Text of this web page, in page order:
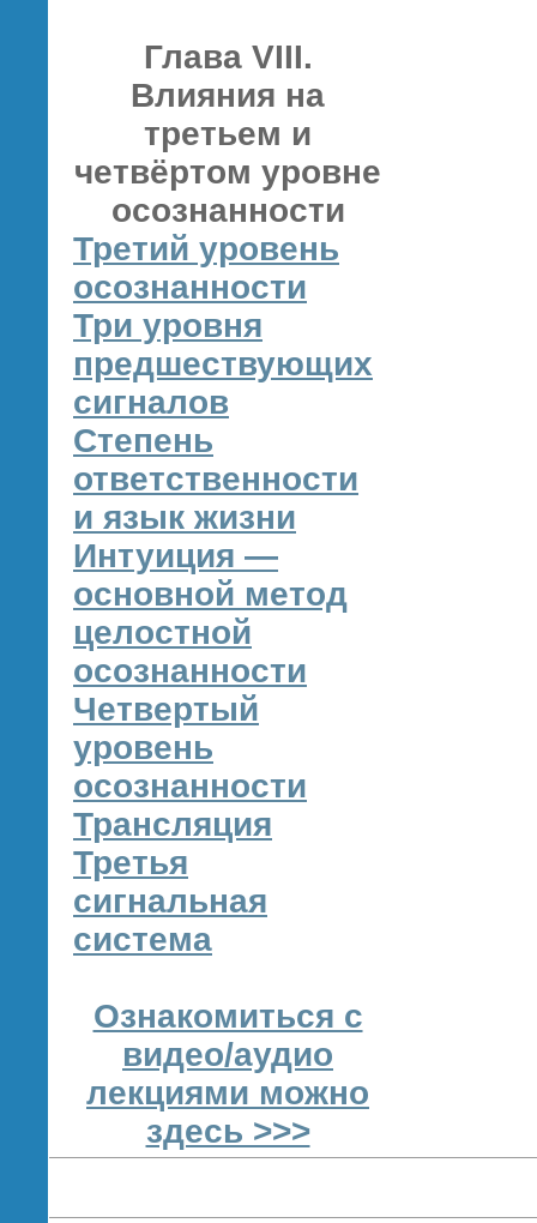
Глава VIII.
Влияния на
третьем и
четвёртом уровне
осознанности
Третий уровень
осознанности
Три уровня
предшествующих
сигналов
Степень
ответственности
и язык жизни
Интуиция —
основной метод
целостной
осознанности
Четвертый
уровень
осознанности
Трансляция
Третья
сигнальная
система
Ознакомиться с
видео/аудио
лекциями можно
здесь >>>